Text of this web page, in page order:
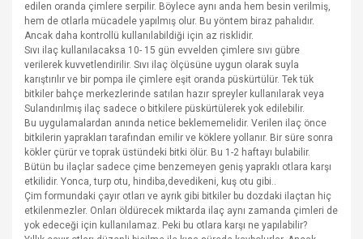
edilen oranda çimlere serpilir. Böylece aynı anda hem besin verilmiş,
hem de otlarla mücadele yapılmış olur. Bu yöntem biraz pahalıdır.
Ancak daha kontrollü kullanılabildiği için az risklidir.
Sıvı ilaç kullanılacaksa 10- 15 gün evvelden çimlere sıvı gübre
verilerek kuvvetlendirilir. Sıvı ilaç ölçüsüne uygun olarak suyla
karıştırılır ve bir pompa ile çimlere eşit oranda püskürtülür. Tek tük
bitkiler bahçe merkezlerinde satılan hazır spreyler kullanılarak veya
Sulandırılmış ilaç sadece o bitkilere püskürtülerek yok edilebilir.
Bu uygulamalardan anında netice beklememelidir. Verilen ilaç önce
bitkilerin yaprakları tarafından emilir ve köklere yollanır. Bir süre sonra
kökler çürür ve toprak üstündeki bitki ölür. Bu 1-2 haftayı bulabilir.
Bütün bu ilaçlar sadece çime benzemeyen geniş yapraklı otlara karşı
etkilidir. Yonca, turp otu, hindiba,devedikeni, kuş otu gibi..
Çim formundaki çayır otları ve ayrık gibi bitkiler bu dozdaki ilaçtan hiç
etkilenmezler. Onları öldürecek miktarda ilaç aynı zamanda çimleri de
yok edeceği için kullanılamaz. Peki bu otlara karşı ne yapılabilir?